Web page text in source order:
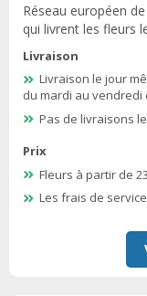
Réseau européen
qui livrent les fleurs
Livraison
Livraison le jour
du mardi au vendredi
Pas de livraisons
Prix
Fleurs à partir de
Les frais de